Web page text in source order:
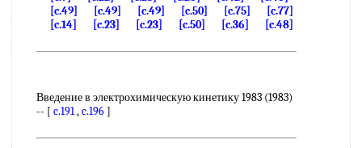
[c.49]
[c.49] [c.49] [c.50] [c.75]
[c.77]
[c.14]
[c.23] [c.23] [c.50] [c.36] [c.48]
Введение в электрохимическую кинетику 1983 (1983)
-- [ c.191,c.196]